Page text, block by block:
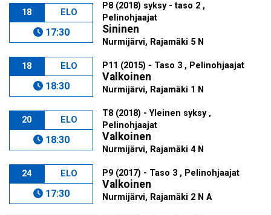
18 ELO
17:30
P8 (2018) syksy - taso 2 ,
Pelinohjaajat
Sininen
Nurmijärvi, Rajamäki 5 N
18 ELO
18:30
P11 (2015) - Taso 3 , Pelinohjaajat
Valkoinen
Nurmijärvi, Rajamäki 1 N
20 ELO
18:30
T8 (2018) - Yleinen syksy ,
Pelinohjaajat
Valkoinen
Nurmijärvi, Rajamäki 4 N
24 ELO
17:30
P9 (2017) - Taso 3 , Pelinohjaajat
Valkoinen
Nurmijärvi, Rajamäki 2 N A